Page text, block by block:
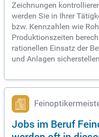
Zeichnungen
werden Sie in Ihrer
bzw. Kennzahlen wie
Produktionszeiten
rationellen Einsatz der
und Anlagen
Jobs im Beruf